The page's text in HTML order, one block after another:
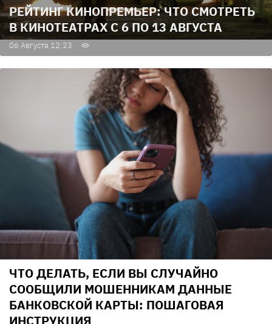
РЕЙТИНГ КИНОПРЕМЬЕР: ЧТО СМОТРЕТЬ
В КИНОТЕАТРАХ С 6 ПО 13 АВГУСТА
06 Августа 12:23
ЧТО ДЕЛАТЬ, ЕСЛИ ВЫ СЛУЧАЙНО
СООБЩИЛИ МОШЕННИКАМ ДАННЫЕ
БАНКОВСКОЙ КАРТЫ: ПОШАГОВАЯ
ИНСТРУКЦИЯ